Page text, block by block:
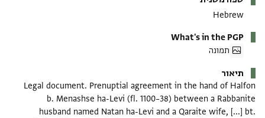
Hebrew
What's in the PGP
תמונה
תיאור
Legal document. Prenuptial agreement in the hand of Halfon
b. Menashse ha-Levi (fl. 1100–38) between a Rabbanite
husband named Natan ha-Levi and a Qaraite wife, [...] bt.